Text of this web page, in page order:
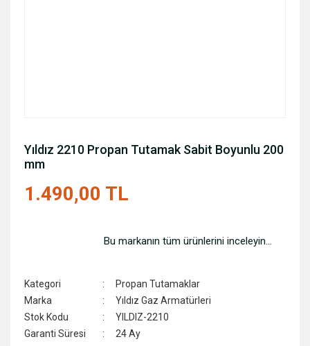
Yıldız 2210 Propan Tutamak Sabit Boyunlu 200
mm
1.490,00 TL
Bu markanın tüm ürünlerini inceleyin...
Kategori
Propan Tutamaklar
Marka
Yıldız Gaz Armatürleri
Stok Kodu
YILDIZ-2210
Garanti Süresi
24 Ay